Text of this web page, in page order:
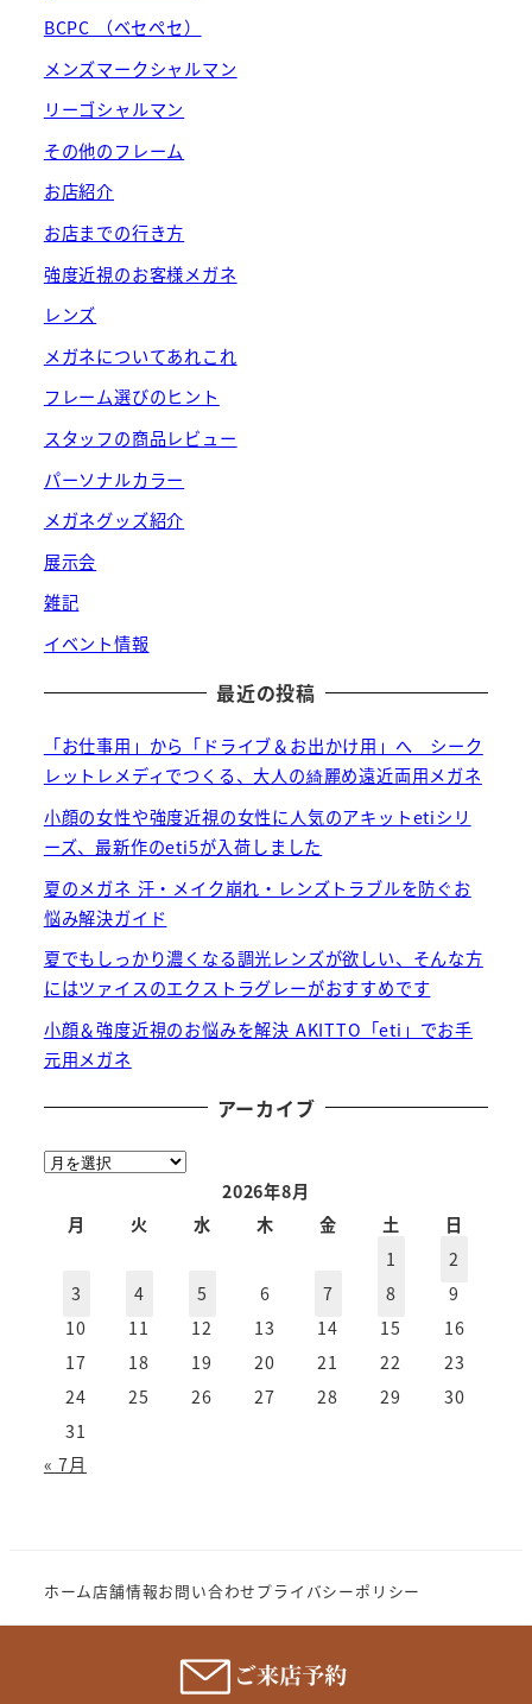
BCPC （ベセペセ）
メンズマークシャルマン
リーゴシャルマン
その他のフレーム
お店紹介
お店までの行き方
強度近視のお客様メガネ
レンズ
メガネについてあれこれ
フレーム選びのヒント
スタッフの商品レビュー
パーソナルカラー
メガネグッズ紹介
展示会
雑記
イベント情報
最近の投稿
「お仕事用」から「ドライブ＆お出かけ用」へ シーク
レットレメディでつくる、大人の綺麗め遠近両用メガネ
小顔の女性や強度近視の女性に人気のアキットetiシリ
ーズ、最新作のeti5が入荷しました
夏のメガネ 汗・メイク崩れ・レンズトラブルを防ぐお
悩み解決ガイド
夏でもしっかり濃くなる調光レンズが欲しい、そんな方
にはツァイスのエクストラグレーがおすすめです
小顔＆強度近視のお悩みを解決 AKITTO「eti」でお手
元用メガネ
アーカイブ
ア
2026年8月
月
火 水 木 金 土
日
1
2
3
4 5 6 7 8
9
10
11 12 13 14 15
16
17
18 19 20 21 22
23
24
25 26 27 28 29
30
31
« 7月
ホーム店舗情報お問い合わせプライバシーポリシー
Copyright (c) 2023 MeganenoImahori.All rights